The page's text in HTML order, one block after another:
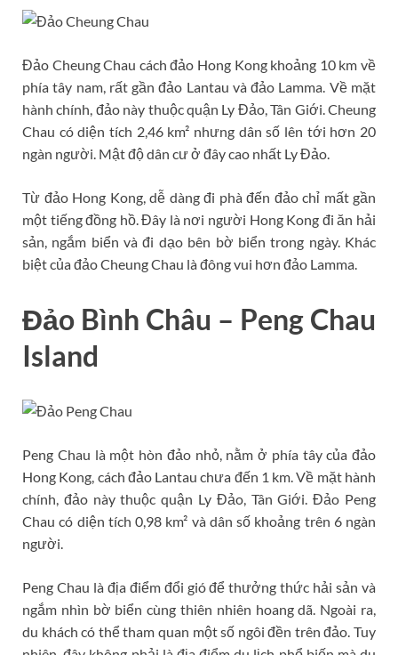
Đảo Cheung Chau cách đảo Hong Kong khoảng 10 km về
phía tây nam, rất gần đảo Lantau và đảo Lamma. Về mặt
hành chính, đảo này thuộc quận Ly Đảo, Tân Giới. Cheung
Chau có diện tích 2,46 km² nhưng dân số lên tới hơn 20
ngàn người. Mật độ dân cư ở đây cao nhất Ly Đảo.
Từ đảo Hong Kong, dễ dàng đi phà đến đảo chỉ mất gần
một tiếng đồng hồ. Đây là nơi người Hong Kong đi ăn hải
sản, ngắm biển và đi dạo bên bờ biển trong ngày. Khác
biệt của đảo Cheung Chau là đông vui hơn đảo Lamma.
Đảo Bình Châu – Peng Chau
Island
Peng Chau là một hòn đảo nhỏ, nằm ở phía tây của đảo
Hong Kong, cách đảo Lantau chưa đến 1 km. Về mặt hành
chính, đảo này thuộc quận Ly Đảo, Tân Giới. Đảo Peng
Chau có diện tích 0,98 km² và dân số khoảng trên 6 ngàn
người.
Peng Chau là địa điểm đổi gió để thưởng thức hải sản và
ngắm nhìn bờ biển cùng thiên nhiên hoang dã. Ngoài ra,
du khách có thể tham quan một số ngôi đền trên đảo. Tuy